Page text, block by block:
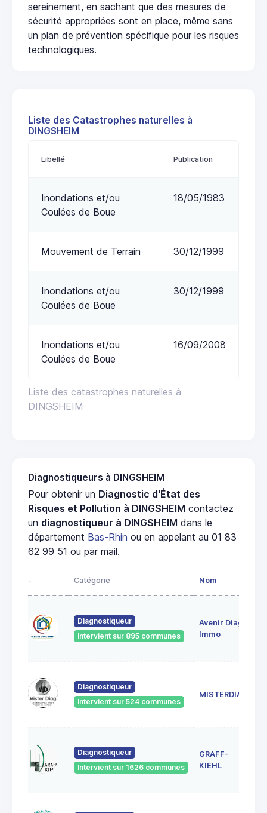
sereinement, en sachant que des mesures de
sécurité appropriées sont en place, même sans
un plan de prévention spécifique pour les risques
technologiques.
Liste des Catastrophes naturelles à
DINGSHEIM
Liste des catastrophes naturelles à
DINGSHEIM
Libellé Publication
Inondations et/ou
Coulées de Boue
18/05/1983
Mouvement de Terrain 30/12/1999
Inondations et/ou
Coulées de Boue
30/12/1999
Inondations et/ou
Coulées de Boue
16/09/2008
Diagnostiqueurs à DINGSHEIM
Pour obtenir un Diagnostic d'État des
Risques et Pollution à DINGSHEIM contactez
un diagnostiqueur à DINGSHEIM dans le
département Bas-Rhin ou en appelant au 01 83
62 99 51 ou par mail.
- Catégorie Nom
Diagnostiqueur
Intervient sur 895 communes
Avenir Diag
Immo
Diagnostiqueur
Intervient sur 524 communes
MISTERDIAG
Diagnostiqueur
Intervient sur 1626 communes
GRAFF-
KIEHL